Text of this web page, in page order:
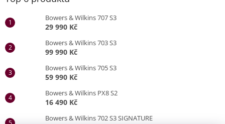
Bowers & Wilkins 707 S3
29 990 Kč
Bowers & Wilkins 703 S3
99 990 Kč
Bowers & Wilkins 705 S3
59 990 Kč
Bowers & Wilkins PX8 S2
16 490 Kč
Bowers & Wilkins 702 S3 SIGNATURE